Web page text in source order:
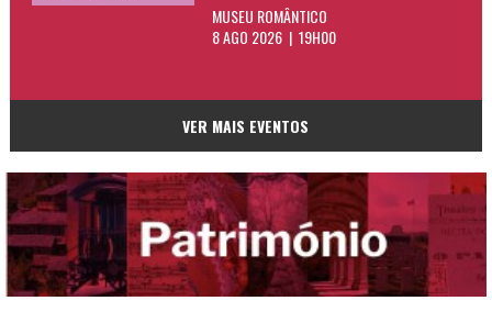
MUSEU ROMÂNTICO
8 AGO 2026 | 19H00
VER MAIS EVENTOS